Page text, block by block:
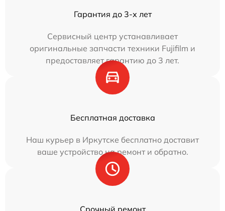
Гарантия до 3-х лет
Сервисный центр устанавливает
оригинальные запчасти техники Fujifilm и
предоставляет гарантию до 3 лет.
Бесплатная доставка
Наш курьер в Иркутске бесплатно доставит
ваше устройство на ремонт и обратно.
Срочный ремонт